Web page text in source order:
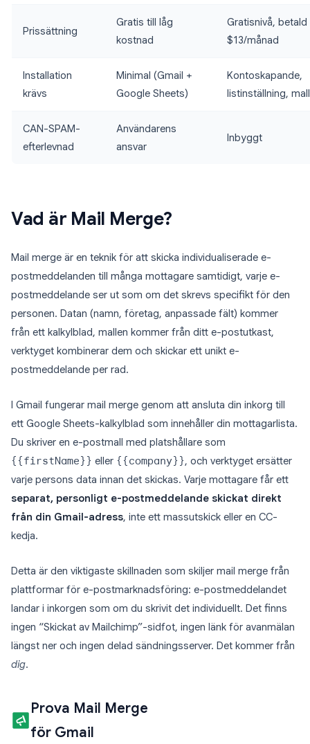
Prissättning
Gratis till låg
kostnad
Gratisnivå,
$13/månad
Installation
krävs
Minimal (Gmail +
Google Sheets)
Kontoskapande,
listinställning,
CAN-SPAM-
efterlevnad
Användarens
ansvar
Inbyggt
Vad är Mail Merge?
Mail merge är en teknik för att skicka individualiserade e-
postmeddelanden till många mottagare samtidigt, varje e-
postmeddelande ser ut som om det skrevs specifikt för den
personen. Datan (namn, företag, anpassade fält) kommer
från ett kalkylblad, mallen kommer från ditt e-postutkast,
verktyget kombinerar dem och skickar ett unikt e-
postmeddelande per rad.
I Gmail fungerar mail merge genom att ansluta din inkorg till
ett Google Sheets-kalkylblad som innehåller din mottagarlista.
Du skriver en e-postmall med platshållare som
{{firstName}} eller {{company}}, och verktyget ersätter
varje persons data innan det skickas. Varje mottagare får ett
separat, personligt e-postmeddelande skickat direkt
från din Gmail-adress, inte ett massutskick eller en CC-
kedja.
Detta är den viktigaste skillnaden som skiljer mail merge från
plattformar för e-postmarknadsföring: e-postmeddelandet
landar i inkorgen som om du skrivit det individuellt. Det finns
ingen “Skickat av Mailchimp”-sidfot, ingen länk för avanmälan
längst ner och ingen delad sändningsserver. Det kommer från
dig.
Prova Mail Merge
för Gmail